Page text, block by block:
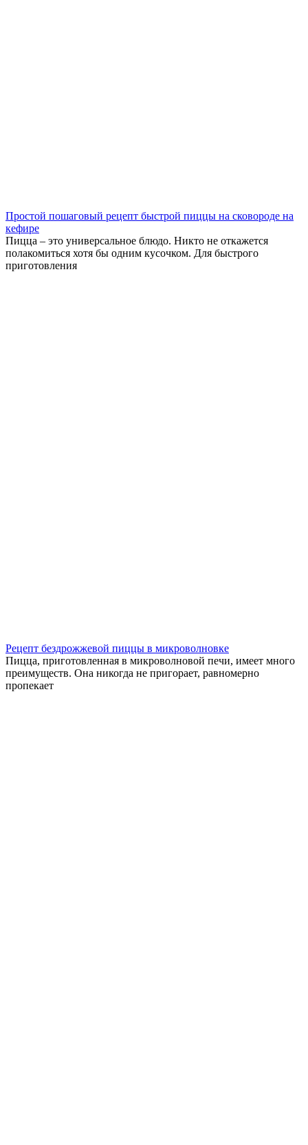
Простой пошаговый рецепт быстрой пиццы на сковороде на
кефире
Пицца – это универсальное блюдо. Никто не откажется
полакомиться хотя бы одним кусочком. Для быстрого
приготовления
Рецепт бездрожжевой пиццы в микроволновке
Пицца, приготовленная в микроволновой печи, имеет много
преимуществ. Она никогда не пригорает, равномерно
пропекает